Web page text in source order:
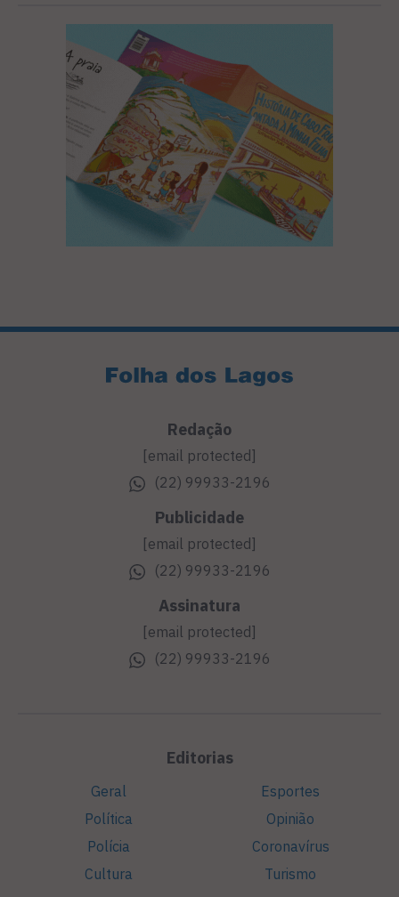
Redação
[email protected]
(22) 99933-2196
Publicidade
[email protected]
(22) 99933-2196
Assinatura
[email protected]
(22) 99933-2196
Editorias
Geral
Política
Polícia
Cultura
Esportes
Opinião
Coronavírus
Turismo